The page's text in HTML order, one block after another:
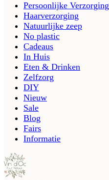
Persoonlijke Verzorging
Haarverzorging
Natuurlijke zeep
No plastic
Cadeaus
In Huis
Eten & Drinken
Zelfzorg
DIY
Nieuw
Sale
Blog
Fairs
Informatie